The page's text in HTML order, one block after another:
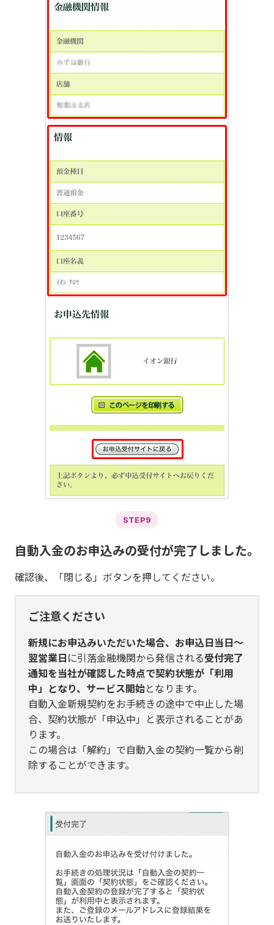
STEP9
自動入金のお申込みの受付が完了しました。
確認後、「閉じる」ボタンを押してください。
ご注意ください
新規にお申込みいただいた場合、お申込日当日～
翌営業日 に引落金融機関から発信される受付完了
通知を当社が確認した時点で契約状態が「利用
中」となり、サービス開始となります。
自動入金新規契約をお手続きの途中で中止した場
合、契約状態が「申込中」と表示されることがあ
ります。
この場合は「解約」で自動入金の契約一覧から削
除することができます。